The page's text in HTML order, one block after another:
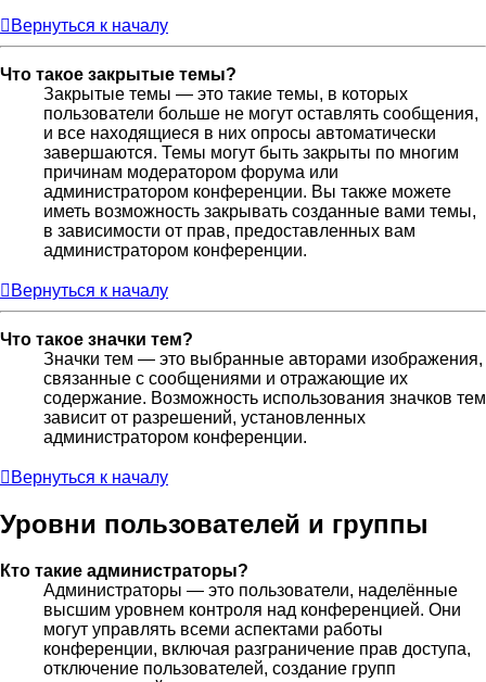
Вернуться к началу
Что такое закрытые темы?
Закрытые темы — это такие темы, в которых
пользователи больше не могут оставлять сообщения,
и все находящиеся в них опросы автоматически
завершаются. Темы могут быть закрыты по многим
причинам модератором форума или
администратором конференции. Вы также можете
иметь возможность закрывать созданные вами темы,
в зависимости от прав, предоставленных вам
администратором конференции.
Вернуться к началу
Что такое значки тем?
Значки тем — это выбранные авторами изображения,
связанные с сообщениями и отражающие их
содержание. Возможность использования значков тем
зависит от разрешений, установленных
администратором конференции.
Вернуться к началу
Уровни пользователей и группы
Кто такие администраторы?
Администраторы — это пользователи, наделённые
высшим уровнем контроля над конференцией. Они
могут управлять всеми аспектами работы
конференции, включая разграничение прав доступа,
отключение пользователей, создание групп